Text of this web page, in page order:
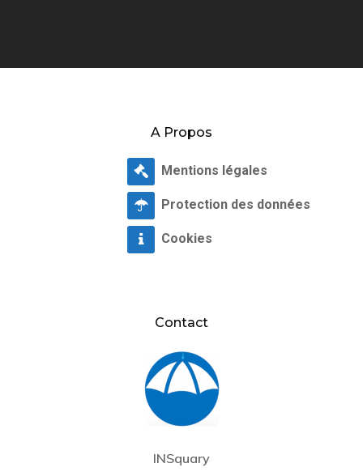
A Propos
Mentions légales
Protection des données
Cookies
Contact
INSquary